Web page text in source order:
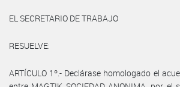
EL SECRETARIO DE TRABAJO
RESUELVE:
ARTÍCULO 1º.- Declárase homologado el